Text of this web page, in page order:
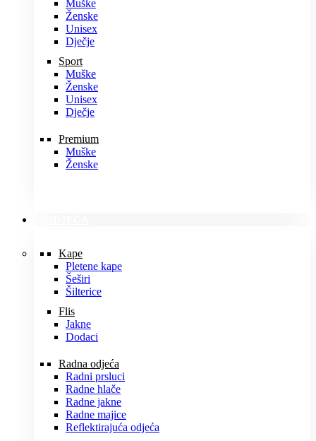
Muške
Ženske
Unisex
Dječje
Sport
Muške
Ženske
Unisex
Dječje
Premium
Muške
Ženske
Kape
Pletene kape
Šeširi
Šilterice
Flis
Jakne
Dodaci
Radna odjeća
Radni prsluci
Radne hlače
Radne jakne
Radne majice
Reflektirajuća odjeća